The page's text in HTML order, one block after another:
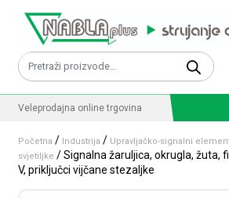
Pretraži:
Veleprodajna online trgovina
Početna / Industrija / Upravljačko-signalni
svjetiljke / Signalna žaruljica, okrugla, žuta,
V, priključci vijčane stezaljke